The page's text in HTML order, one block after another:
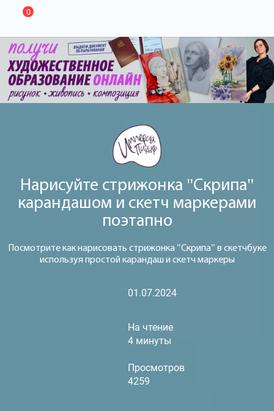
0
Нарисуйте стрижонка "Скрипа"
карандашом и скетч маркерами
поэтапно
Посмотрите как нарисовать стрижонка "Скрипа" в скетчбуке
используя простой карандаш и скетч маркеры
01.07.2024
На чтение
4 минуты
Просмотров
4259